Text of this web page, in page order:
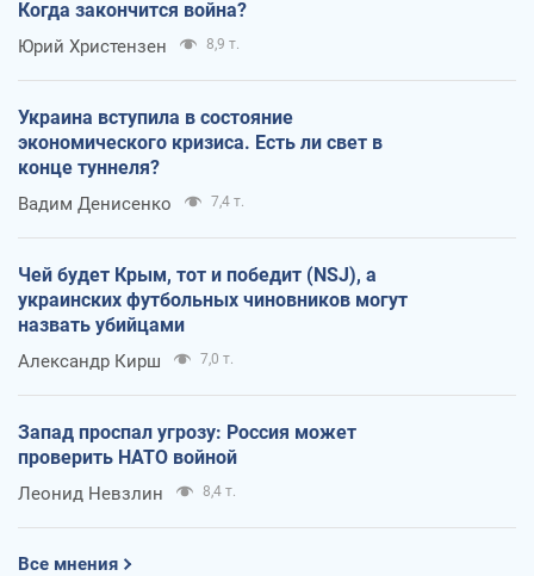
Когда закончится война?
Юрий Христензен 8,9 т.
Украина вступила в состояние
экономического кризиса. Есть ли свет в
конце туннеля?
Вадим Денисенко 7,4 т.
Чей будет Крым, тот и победит (NSJ), а
украинских футбольных чиновников могут
назвать убийцами
Александр Кирш 7,0 т.
Запад проспал угрозу: Россия может
проверить НАТО войной
Леонид Невзлин 8,4 т.
Все мнения